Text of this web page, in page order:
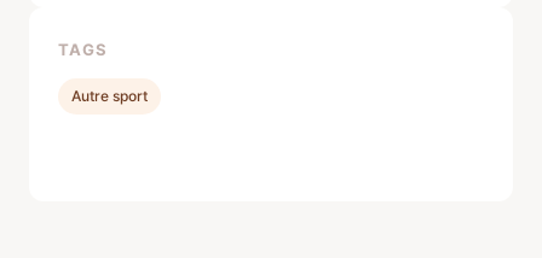
TAGS
Autre sport